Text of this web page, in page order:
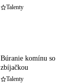
Talenty
Búranie komínu so
zbíjačkou
Talenty